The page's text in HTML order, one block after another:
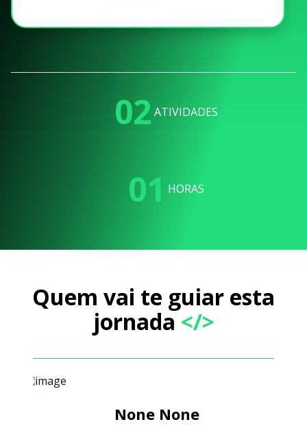
02 ATIVIDADES
01 HORAS
Quem vai te guiar esta
jornada </>
None None